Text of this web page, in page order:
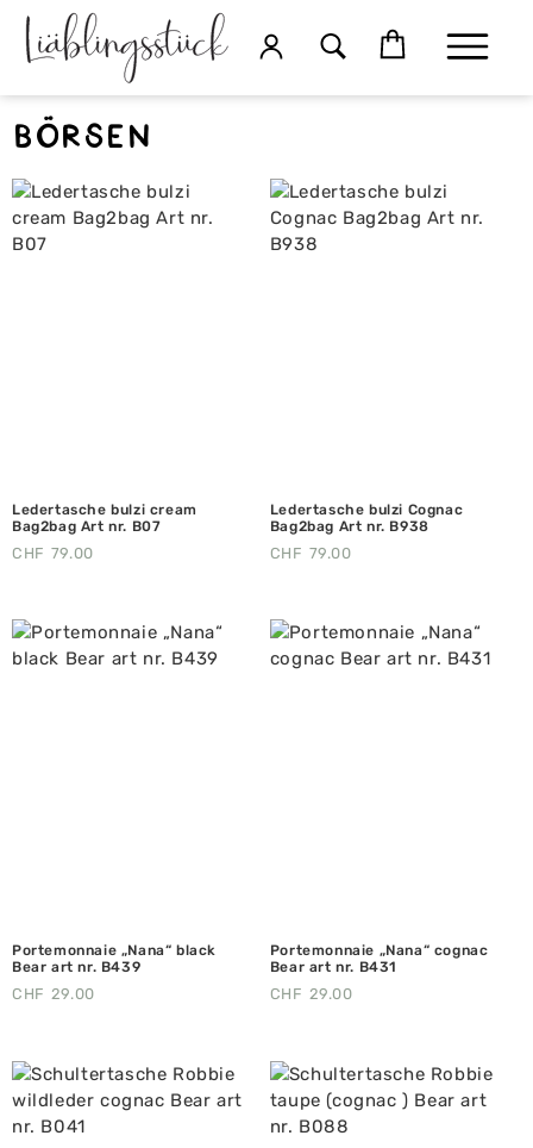
Börsen
Ledertasche bulzi cream
Bag2bag Art nr. B07
CHF 79.00
Ledertasche bulzi Cognac
Bag2bag Art nr. B938
CHF 79.00
Portemonnaie „Nana“ black
Bear art nr. B439
CHF 29.00
Portemonnaie „Nana“ cognac
Bear art nr. B431
CHF 29.00